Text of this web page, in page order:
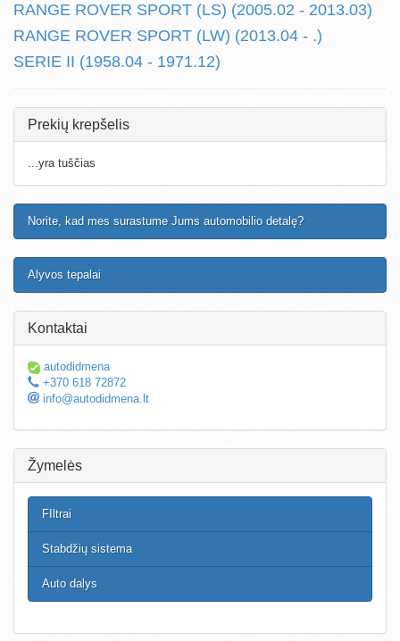
RANGE ROVER SPORT (LS) (2005.02 - 2013.03)
RANGE ROVER SPORT (LW) (2013.04 - .)
SERIE II (1958.04 - 1971.12)
Prekių krepšelis
...yra tuščias
Norite, kad mes surastume Jums automobilio detalę?
Alyvos tepalai
Kontaktai
autodidmena
+370 618 72872
info@autodidmena.lt
Žymelės
FIltrai
Stabdžių sistema
Auto dalys